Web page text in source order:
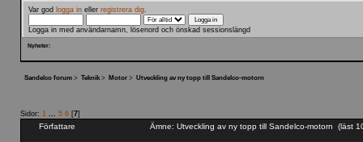
Var god logga ineller registrera dig.
Logga in med användarnamn, lösenord och önskad sessionslängd
Nyheter:
Sandelco forum> Teknik> Motor> Utveckling av ny topp till Sandelco-motorn
Sidor: 1 ... 5 6[7]
Författare Ämne: Utveckling av ny topp till Sandelco-motorn (läst